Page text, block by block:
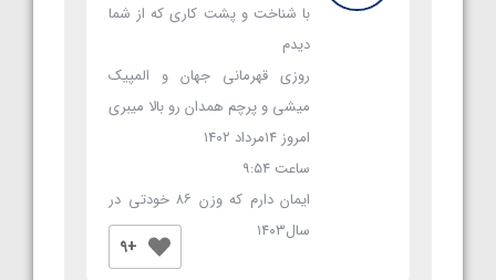
با شناخت و پشت کاری که از شما
دیدم
روزی قهرمانی جهان و المپیک
میشی و پرچم همدان رو بالا میبری
امروز ۱۴مرداد ۱۴۰۲
ساعت ۹:۵۴
ایمان دارم که وزن ۸۶ خودتی در
سال۱۴۰۳
+9